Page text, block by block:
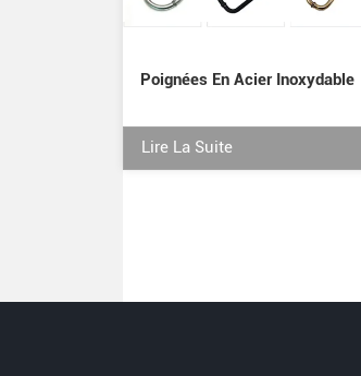
Poignées En Acier Inoxydable
Lire La Suite